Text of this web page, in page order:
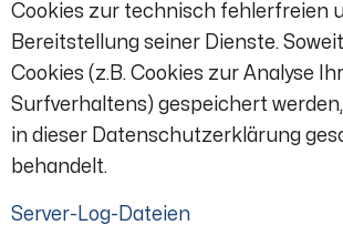
Cookies zur technisch fehlerfreien
Bereitstellung seiner Dienste.
Cookies (z.B. Cookies zur Analyse
Surfverhaltens) gespeichert
in dieser Datenschutzerklärung
behandelt.
Server-Log-Dateien